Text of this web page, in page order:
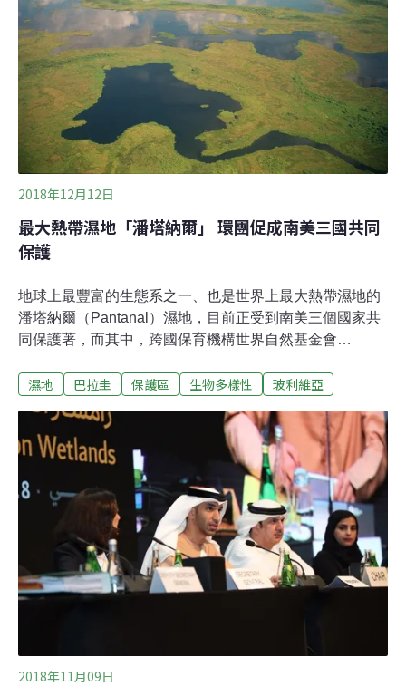
（Endangered Species Act）「受脅物種」的小點吻鱥
（Rhinichthys osculus robustus），創造永續棲地。「沙
漠中的魚」聽來像神話，但加州確實存在著數種沙漠魚
類。數千年前一段地質變遷期間，牠們趁著雨季來到新形
成的小水池、小溪流；隨著地景的變動，沙漠魚類已然成
為
2018年12月12日
最大熱帶濕地「潘塔納爾」 環團促成南美三國共同
保護
地球上最豐富的生態系之一、也是世界上最大熱帶濕地的
潘塔納爾（Pantanal）濕地，目前正受到南美三個國家共
同保護著，而其中，跨國保育機構世界自然基金會
萬平方公里，範圍跨越巴西、玻利維亞和巴拉圭三國邊
在潘塔納爾濕地推動保育工作超過15年的經驗，協助三國
共同保護具國際重要性的潘塔納爾濕地免於威脅。2018年
3月22日的第八屆世界水論壇高層會議中，三國簽署了一
項保護潘塔納爾的共同宣言，同意共同努力，在保護原住
民權益的同時，推行減少污染、加強水域治理、緩和氣候
變遷的相關政策，並擴展對潘塔納爾濕地的研究。相較於
知名的亞馬遜流域，潘塔納爾濕地能夠如此沒沒無聞真是
個奇蹟，畢竟它占地甚廣，且有超過 4700 種動植物生存
其間。數百萬人居住在潘塔納爾濕地下游，仰賴它豐富的
濕地 巴拉圭 保護區 生物多樣性 玻利維亞
2018年11月09日